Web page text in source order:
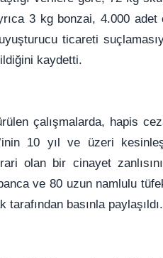
3 kg bonzai, 4.000
ticareti
kaydetti.
çalışmalarda, hapis
10 yıl ve üzeri
olan bir cinayet
ve 80 uzun namlulu
basınla paylaşıldı.